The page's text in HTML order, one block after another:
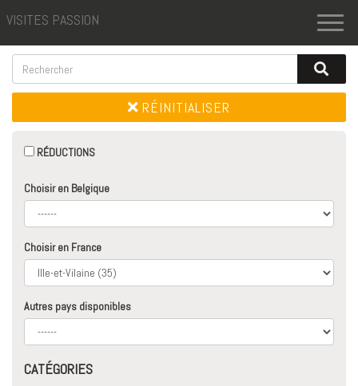
VISITES PASSION
RÉINITIALISER
RÉDUCTIONS
Choisir en Belgique
Choisir en France
Autres pays disponibles
CATÉGORIES